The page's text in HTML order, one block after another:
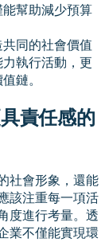
幫助減少預算
同的社會價值
執行活動，更
鏈。
責任感的
社會形象，還能
該注重每一項活
度進行考量。透
業不僅能實現環